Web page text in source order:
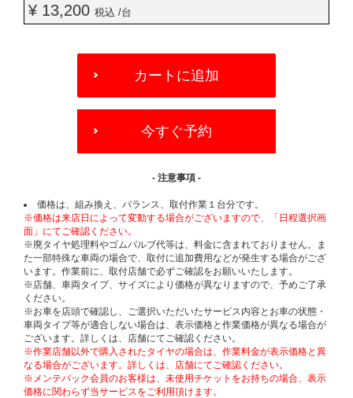
¥ 13,200 税込 /台
OPTIONS
カートに追加
今すぐ予約
- 注意事項 -
価格は、組み換え、バランス、取付作業１台分です。
※価格は来店日によって変動する場合がございますので、「日程選択画
面」にてご確認ください。
※廃タイヤ処理料やゴムバルブ代等は、料金に含まれておりません。ま
た一部特殊な車両の場合で、取付に追加費用などが発生する場合がござ
います。作業前に、取付店舗で必ずご確認をお願いいたします。
※店舗、車両タイプ、サイズにより価格が異なりますので、予めご了承
ください。
※お車を店頭で確認し、ご選択いただいたサービス内容とお車の状態・
車両タイプ等が適合しない場合は、表示価格と作業価格が異なる場合が
ございます。詳しくは、店舗にてご確認ください。
※作業店舗以外で購入されたタイヤの場合は、作業料金が表示価格と異
なる場合がございます。詳しくは、店舗にてご確認ください。
※メンテパック会員のお客様は、未使用チケットをお持ちの場合、表示
価格に関わらず当サービスをご利用頂けます。